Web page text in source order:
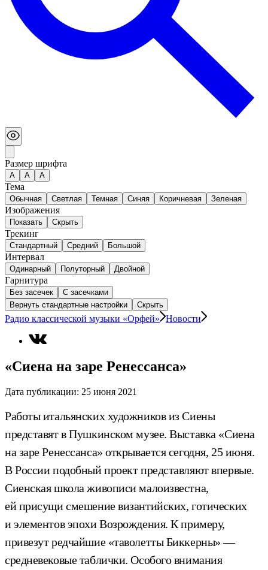
Размер шрифта
А A A
Тема
Обычная Светлая Темная Синяя Коричневая Зеленая
Изображения
Показать Скрыть
Трекинг
Стандартный Средний Большой
Интервал
Одинарный Полуторный Двойной
Гарнитура
Без засечек
С засечками
Вернуть стандартные настройки
Скрыть
Радио классической музыки «Орфей» Новости
«Сиена на заре Ренессанса»
Дата публикации: 25 июня 2021
Работы итальянских художников из Сиены
представят в Пушкинском музее. Выставка «Сиена
на заре Ренессанса» открывается сегодня, 25 июня.
В России подобный проект представляют впервые.
Сиенская школа живописи малоизвестна,
ей присущи смешение византийских, готических
и элементов эпохи Возрождения. К примеру,
привезут редчайшие «таволетты Биккерны» —
средневековые таблички. Особого внимания